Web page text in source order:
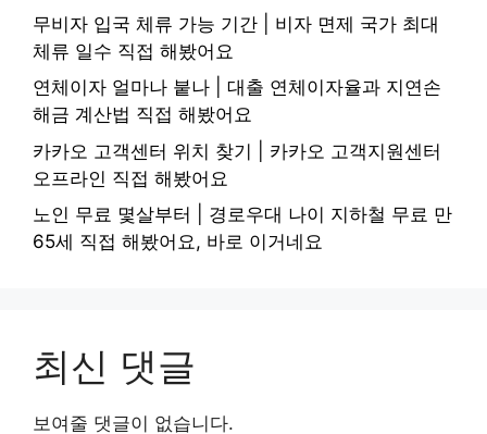
무비자 입국 체류 가능 기간 | 비자 면제 국가 최대
체류 일수 직접 해봤어요
연체이자 얼마나 붙나 | 대출 연체이자율과 지연손
해금 계산법 직접 해봤어요
카카오 고객센터 위치 찾기 | 카카오 고객지원센터
오프라인 직접 해봤어요
노인 무료 몇살부터 | 경로우대 나이 지하철 무료 만
65세 직접 해봤어요, 바로 이거네요
최신 댓글
보여줄 댓글이 없습니다.